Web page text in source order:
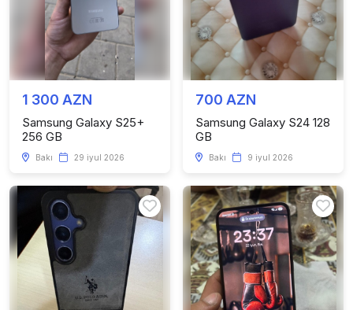
1 300 AZN
Samsung Galaxy S25+
256 GB
Bakı 29 iyul 2026
700 AZN
Samsung Galaxy S24 128
GB
Bakı 9 iyul 2026